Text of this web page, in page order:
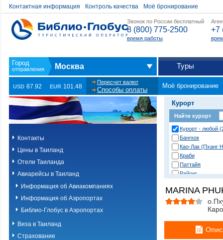
Контактная информация Контроль качества Моё бронирование
Звонок по России бесплатный
8 (800) 775-2500
время работы
+7
Москва Туры
USD 87.92 EUR 101.48
Пересчет валют
Способы оплаты
Моё бронирование
Контакты
Цены в Таиланд
Отели Таиланда
Авиарейсы в Таиланд
Информация об Авиакомпаниях
Информация об Аэропортах
Библио-Глобус в Аэропортах
Виза в Таиланд
Страхование
Курорт
Найти курорт
Курорт - любой
Бангкок
Као-Лак (Пханг
Краби
Паттайя
Районг
о. Пханган
о.Ланта
о.Пхукет. Пляж
MARINA